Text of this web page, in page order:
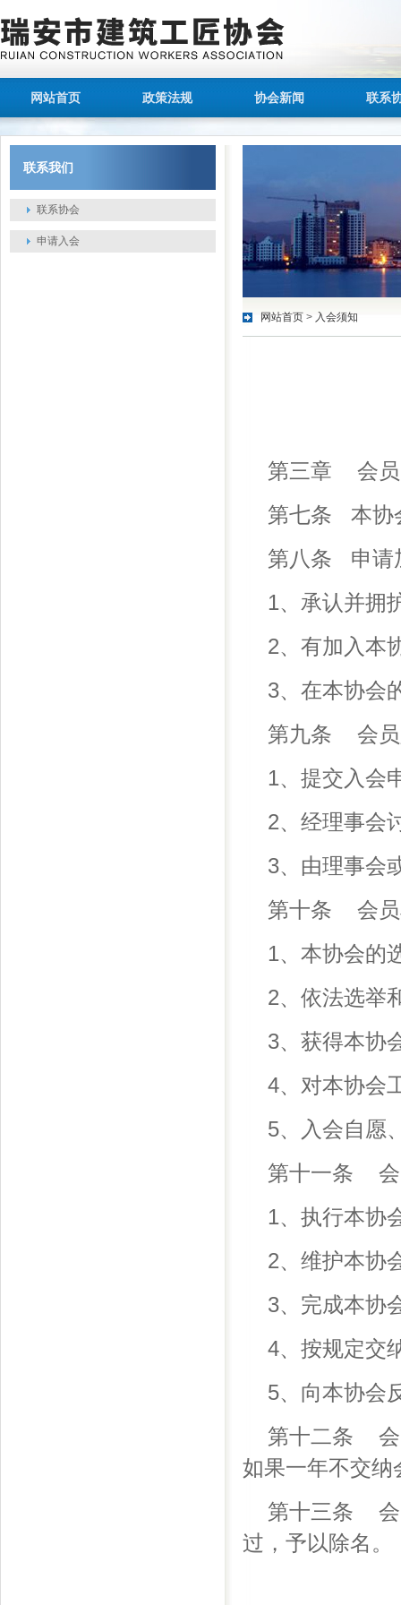
网站首页 政策法规 协会新闻 联系
联系我们
联系协会
申请入会
网站首页 > 入会须知
第三章 会员
第七条 本协
第八条 申请
1、承认并拥
2、有加入本
3、在本协会
第九条 会员
1、提交入会
2、经理事会
3、由理事会
第十条 会员
1、本协会的
2、依法选举
3、获得本协
4、对本协会
5、入会自愿
第十一条 会
1、执行本协
2、维护本协
3、完成本协
4、按规定交
5、向本协会
第十二条 会
如果一年不交纳
第十三条 会
过，予以除名。